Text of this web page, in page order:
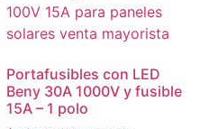
Portafusibles con LED
Beny 30A 1000V y fusible
15A – 1 polo